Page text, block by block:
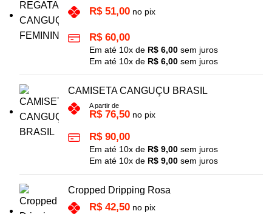
R$51,00 no pix
R$60,00
Em até 10x de R$ 6,00 sem juros
Em até 10x de R$ 6,00 sem juros
CAMISETA CANGUÇU BRASIL
A partir de
R$76,50 no pix
R$90,00
Em até 10x de R$ 9,00 sem juros
Em até 10x de R$ 9,00 sem juros
Cropped Dripping Rosa
R$42,50 no pix